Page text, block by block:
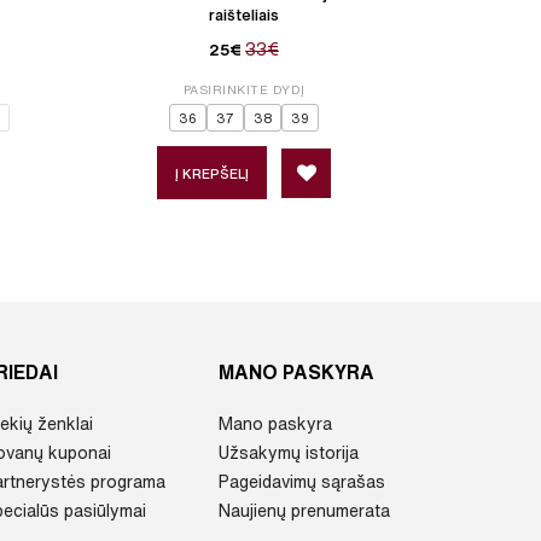
raišteliais
25€ 33€
PASIRINKITE DYDĮ
36 37 38 39
Į KREPŠELĮ
ženklai
kuponai
programa
pasiūlymai
MANO PASKYRA
Mano paskyra
Užsakymų istorija
Pageidavimų sąrašas
Naujienų prenumerata